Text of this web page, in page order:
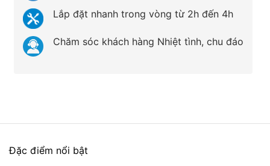
Lắp đặt nhanh trong vòng từ 2h đến 4h
Chăm sóc khách hàng Nhiệt tình, chu đáo
Đặc điểm nổi bật